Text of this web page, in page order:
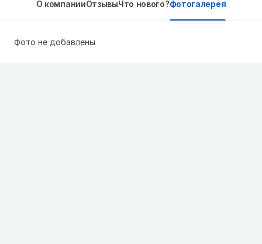
О компанииОтзывыЧто нового?Фотогалерея
Фото не добавлены